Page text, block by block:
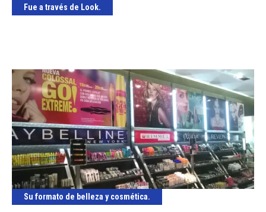
Fue a través de Look.
Su formato de belleza y cosmética.